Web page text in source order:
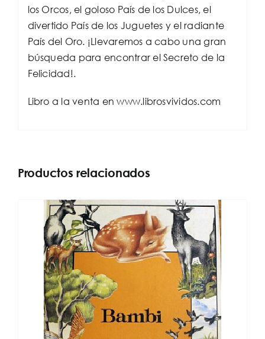
los Orcos, el goloso País de los Dulces, el
divertido País de los Juguetes y el radiante
País del Oro. ¡Llevaremos a cabo una gran
búsqueda para encontrar el Secreto de la
Felicidad!.
Libro a la venta en www.librosvividos.com
Productos relacionados